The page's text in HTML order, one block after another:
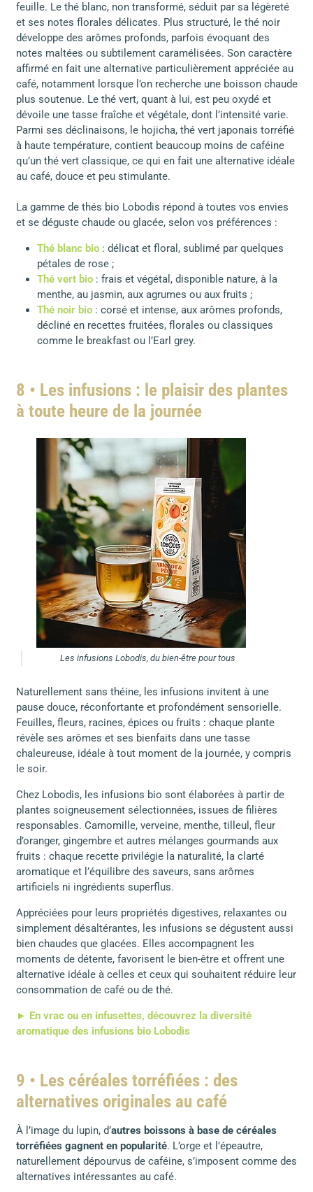
feuille. Le thé blanc, non transformé, séduit par sa légèreté
et ses notes florales délicates. Plus structuré, le thé noir
développe des arômes profonds, parfois évoquant des
notes maltées ou subtilement caramélisées. Son caractère
affirmé en fait une alternative particulièrement appréciée au
café, notamment lorsque l’on recherche une boisson chaude
plus soutenue. Le thé vert, quant à lui, est peu oxydé et
dévoile une tasse fraîche et végétale, dont l’intensité varie.
Parmi ses déclinaisons, le hojicha, thé vert japonais torréfié
à haute température, contient beaucoup moins de caféine
qu’un thé vert classique, ce qui en fait une alternative idéale
au café, douce et peu stimulante.
La gamme de thés bio Lobodis répond à toutes vos envies
et se déguste chaude ou glacée, selon vos préférences :
Thé blanc bio: délicat et floral, sublimé par quelques
pétales de rose ;
Thé vert bio: frais et végétal, disponible nature, à la
menthe, au jasmin, aux agrumes ou aux fruits ;
Thé noir bio: corsé et intense, aux arômes profonds,
décliné en recettes fruitées, florales ou classiques
comme le breakfast ou l’Earl grey.
8 • Les infusions : le plaisir des plantes
à toute heure de la journée
Les infusions Lobodis, du bien-être pour tous
Naturellement sans théine, les infusions invitent à une
pause douce, réconfortante et profondément sensorielle.
Feuilles, fleurs, racines, épices ou fruits : chaque plante
révèle ses arômes et ses bienfaits dans une tasse
chaleureuse, idéale à tout moment de la journée, y compris
le soir.
Chez Lobodis, les infusions bio sont élaborées à partir de
plantes soigneusement sélectionnées, issues de filières
responsables. Camomille, verveine, menthe, tilleul, fleur
d’oranger, gingembre et autres mélanges gourmands aux
fruits : chaque recette privilégie la naturalité, la clarté
aromatique et l’équilibre des saveurs, sans arômes
artificiels ni ingrédients superflus.
Appréciées pour leurs propriétés digestives, relaxantes ou
simplement désaltérantes, les infusions se dégustent aussi
bien chaudes que glacées. Elles accompagnent les
moments de détente, favorisent le bien-être et offrent une
alternative idéale à celles et ceux qui souhaitent réduire leur
consommation de café ou de thé.
► En vrac ou en infusettes, découvrez la diversité
aromatique des infusions bio Lobodis
9 • Les céréales torréfiées : des
alternatives originales au café
À l’image du lupin, d’autres boissons à base de céréales
torréfiées gagnent en popularité. L’orge et l’épeautre,
naturellement dépourvus de caféine, s’imposent comme des
alternatives intéressantes au café.